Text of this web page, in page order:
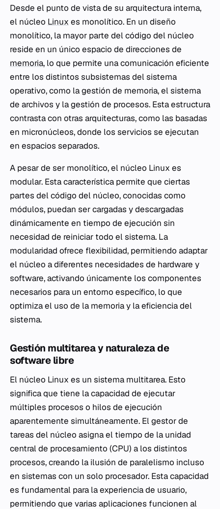
Desde el punto de vista de su arquitectura interna,
el núcleo Linux es monolítico. En un diseño
monolítico, la mayor parte del código del núcleo
reside en un único espacio de direcciones de
memoria, lo que permite una comunicación eficiente
entre los distintos subsistemas del sistema
operativo, como la gestión de memoria, el sistema
de archivos y la gestión de procesos. Esta estructura
contrasta con otras arquitecturas, como las basadas
en micronúcleos, donde los servicios se ejecutan
en espacios separados.
A pesar de ser monolítico, el núcleo Linux es
modular. Esta característica permite que ciertas
partes del código del núcleo, conocidas como
módulos, puedan ser cargadas y descargadas
dinámicamente en tiempo de ejecución sin
necesidad de reiniciar todo el sistema. La
modularidad ofrece flexibilidad, permitiendo adaptar
el núcleo a diferentes necesidades de hardware y
software, activando únicamente los componentes
necesarios para un entorno específico, lo que
optimiza el uso de la memoria y la eficiencia del
sistema.
Gestión multitarea y naturaleza de
software libre
El núcleo Linux es un sistema multitarea. Esto
significa que tiene la capacidad de ejecutar
múltiples procesos o hilos de ejecución
aparentemente simultáneamente. El gestor de
tareas del núcleo asigna el tiempo de la unidad
central de procesamiento (CPU) a los distintos
procesos, creando la ilusión de paralelismo incluso
en sistemas con un solo procesador. Esta capacidad
es fundamental para la experiencia de usuario,
permitiendo que varias aplicaciones funcionen al